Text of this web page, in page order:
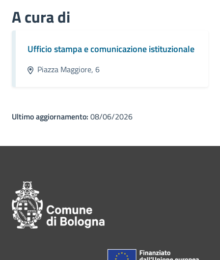
A cura di
Ufficio stampa e comunicazione istituzionale
Piazza Maggiore, 6
Ultimo aggiornamento: 08/06/2026